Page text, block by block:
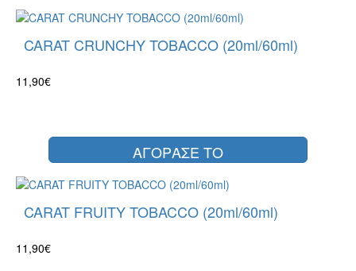
CARAT CRUNCHY TOBACCO (20ml/60ml)
11,90€
ΑΓΟΡΑΣΕ ΤΟ
CARAT FRUITY TOBACCO (20ml/60ml)
11,90€